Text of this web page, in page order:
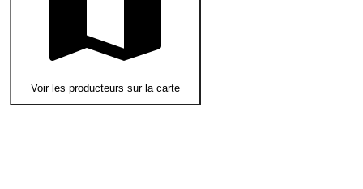
Voir les producteurs sur la carte